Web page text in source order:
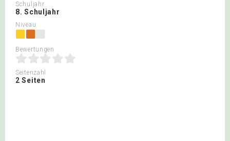
Schuljahr
8. Schuljahr
Niveau
Bewertungen
Seitenzahl
2 Seiten